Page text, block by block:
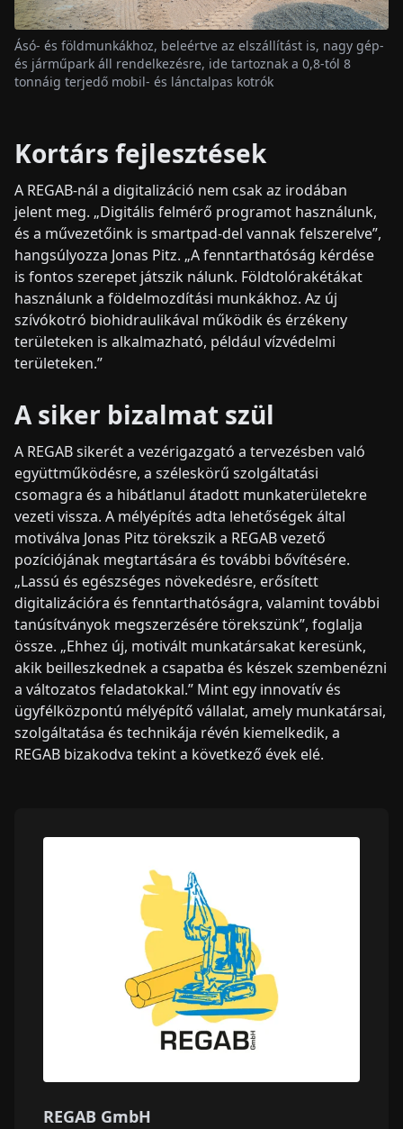
Ásó- és földmunkákhoz, beleértve az elszállítást is, nagy gép-
és járműpark áll rendelkezésre, ide tartoznak a 0,8-tól 8
tonnáig terjedő mobil- és lánctalpas kotrók
Kortárs fejlesztések
A REGAB-nál a digitalizáció nem csak az irodában
jelent meg. „Digitális felmérő programot használunk,
és a művezetőink is smartpad-del vannak felszerelve”,
hangsúlyozza Jonas Pitz. „A fenntarthatóság kérdése
is fontos szerepet játszik nálunk. Földtolórakétákat
használunk a földelmozdítási munkákhoz. Az új
szívókotró biohidraulikával működik és érzékeny
területeken is alkalmazható, például vízvédelmi
területeken.”
A siker bizalmat szül
A REGAB sikerét a vezérigazgató a tervezésben való
együttműködésre, a széleskörű szolgáltatási
csomagra és a hibátlanul átadott munkaterületekre
vezeti vissza. A mélyépítés adta lehetőségek által
motiválva Jonas Pitz törekszik a REGAB vezető
pozíciójának megtartására és további bővítésére.
„Lassú és egészséges növekedésre, erősített
digitalizációra és fenntarthatóságra, valamint további
tanúsítványok megszerzésére törekszünk”, foglalja
össze. „Ehhez új, motivált munkatársakat keresünk,
akik beilleszkednek a csapatba és készek szembenézni
a változatos feladatokkal.” Mint egy innovatív és
ügyfélközpontú mélyépítő vállalat, amely munkatársai,
szolgáltatása és technikája révén kiemelkedik, a
REGAB bizakodva tekint a következő évek elé.
REGAB GmbH